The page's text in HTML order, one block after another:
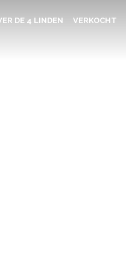
DE 4 LINDEN VERKOCHT